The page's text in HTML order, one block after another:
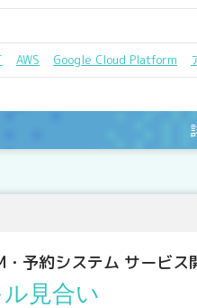
AWS Google Cloud Platform
・予約システム サービス
見合い